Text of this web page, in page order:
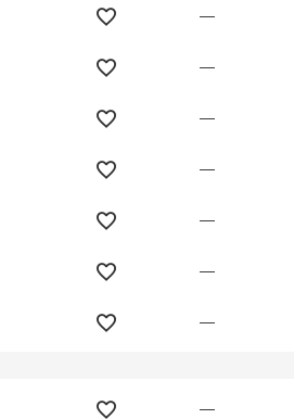
—
—
—
—
—
—
—
—